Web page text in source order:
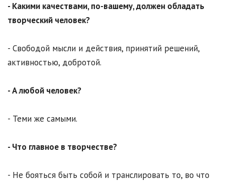
- Какими качествами, по-вашему, должен обладать
творческий человек?
- Свободой мысли и действия, принятий решений,
активностью, добротой.
- А любой человек?
- Теми же самыми.
- Что главное в творчестве?
- Не бояться быть собой и транслировать то, во что